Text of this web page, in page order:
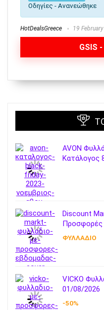
Οδηγίες - Ανανεώθηκε
HotDealsGreece 19
GSIS
AVON
Κατάλογος
Discount
Προσφορές
ΦΥΛΛΑΔΙΟ
VICKO
01/08/2026
-50%